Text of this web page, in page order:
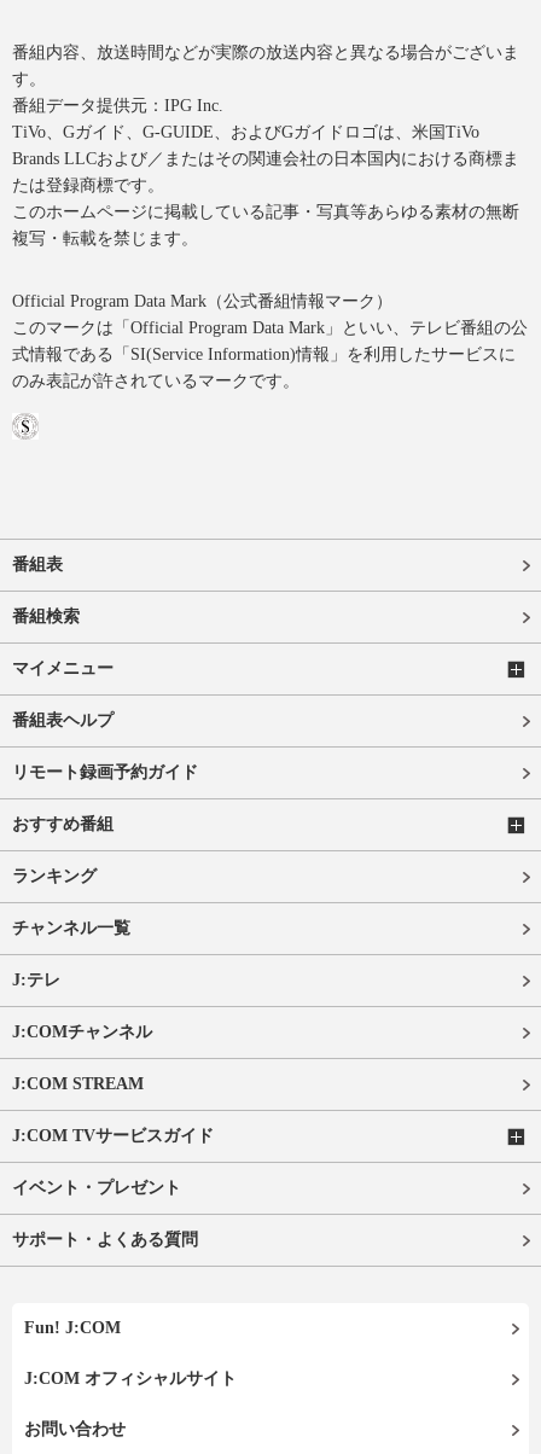
番組内容、放送時間などが実際の放送内容と異なる場合がございま
す。
番組データ提供元：IPG Inc.
TiVo、Gガイド、G-GUIDE、およびGガイドロゴは、米国TiVo
Brands LLCおよび／またはその関連会社の日本国内における商標ま
たは登録商標です。
このホームページに掲載している記事・写真等あらゆる素材の無断
複写・転載を禁じます。
Official Program Data Mark（公式番組情報マーク）
このマークは「Official Program Data Mark」といい、テレビ番組の公
式情報である「SI(Service Information)情報」を利用したサービスに
のみ表記が許されているマークです。
番組表
番組検索
マイメニュー
番組表ヘルプ
リモート録画予約ガイド
おすすめ番組
ランキング
チャンネル一覧
J:テレ
J:COMチャンネル
J:COM STREAM
J:COM TVサービスガイド
イベント・プレゼント
サポート・よくある質問
Fun! J:COM
J:COM オフィシャルサイト
お問い合わせ